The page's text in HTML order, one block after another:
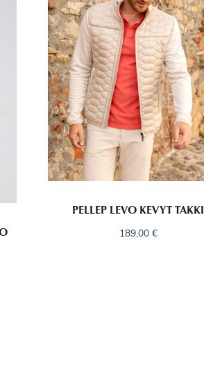
PELLEP LEVO KEVYT TAKKI
189,00 €